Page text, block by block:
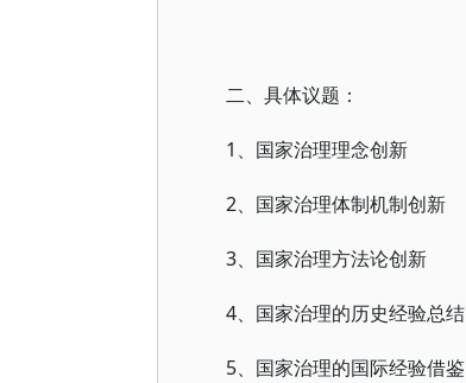
二、具体议题：
1、国家治理理念创新
2、国家治理体制机制创新
3、国家治理方法论创新
4、国家治理的历史经验总结
5、国家治理的国际经验借鉴